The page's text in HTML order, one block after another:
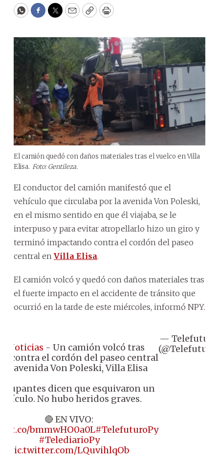
WhatsApp
Facebook
Twitter
EmailCopyPrint
El camión quedó con daños materiales tras el vuelco en Villa
Elisa. Foto: Gentileza.
El conductor del camión manifestó que el
vehículo que circulaba por la avenida Von Poleski,
en el mismo sentido en que él viajaba, se le
interpuso y para evitar atropellarlo hizo un giro y
terminó impactando contra el cordón del paseo
central en Villa Elisa.
El camión volcó y quedó con daños materiales tras
el fuerte impacto en el accidente de tránsito que
ocurrió en la tarde de este miércoles, informó NPY.
#Noticias - Un camión volcó tras
contra el cordón del paseo central
la avenida Von Poleski, Villa Elisa
dicen que esquivaron un
No hubo heridos graves.
🔴 EN VIVO:
t.co/bmmwHO0a0L#TelefuturoPy
#TelediarioPy
pic.twitter.com/LQuvihlqOb
— Telefuturo
(@Telefuturo)